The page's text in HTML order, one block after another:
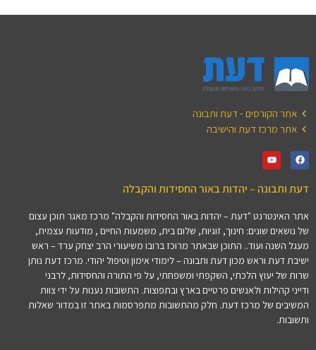
אתר הקורסים - דעת ותבונה
אתר מרכז דעת והישיבה
דעת ותבונה – יהדות באור החסידות והקבלה
אתר האינטרנט "דעת – יהדות באור החסידות והקבלה" מרכז מאגר תוכן עצום
של נושאים שונים: חינוך, זוגיות, שלום בית, משמעות החיים , מודעות עצמית,
מעגל השנה ועוד.. התוכן שבאתר מרוכז ברובו משיעורי הרב יצחק ערד – ראש
ישיבת דעת וראש מכון דעת ותבונה – לימודי אימון וטיפול יהודי. מרכז דעת נותן
שרות של יעוץ הלכתי, השקפתי ומשפחתי, על פי התורה והחסידות, לרבני
ודייני קהילות ולאנשים פרטיים בארץ ובתפוצות. התשובות נענות על ידי צוות
המשיבים של מרכז דעת. חלק מהתשובות מתפרסמות באתר זו במדור שאלות
ותשובות.